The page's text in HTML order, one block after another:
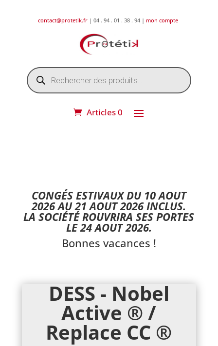
contact@protetik.fr | 04 . 94 . 01 . 38 . 94 | mon compte
Recherche
de
produits
Articles 0
CONGÉS ESTIVAUX DU 10 AOUT
2026 AU 21 AOUT 2026 INCLUS.
LA SOCIÉTÉ ROUVRIRA SES PORTES
LE 24 AOUT 2026.
Bonnes vacances !
DESS - Nobel
Active ® /
Replace CC ®